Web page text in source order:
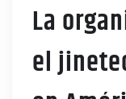
La
el